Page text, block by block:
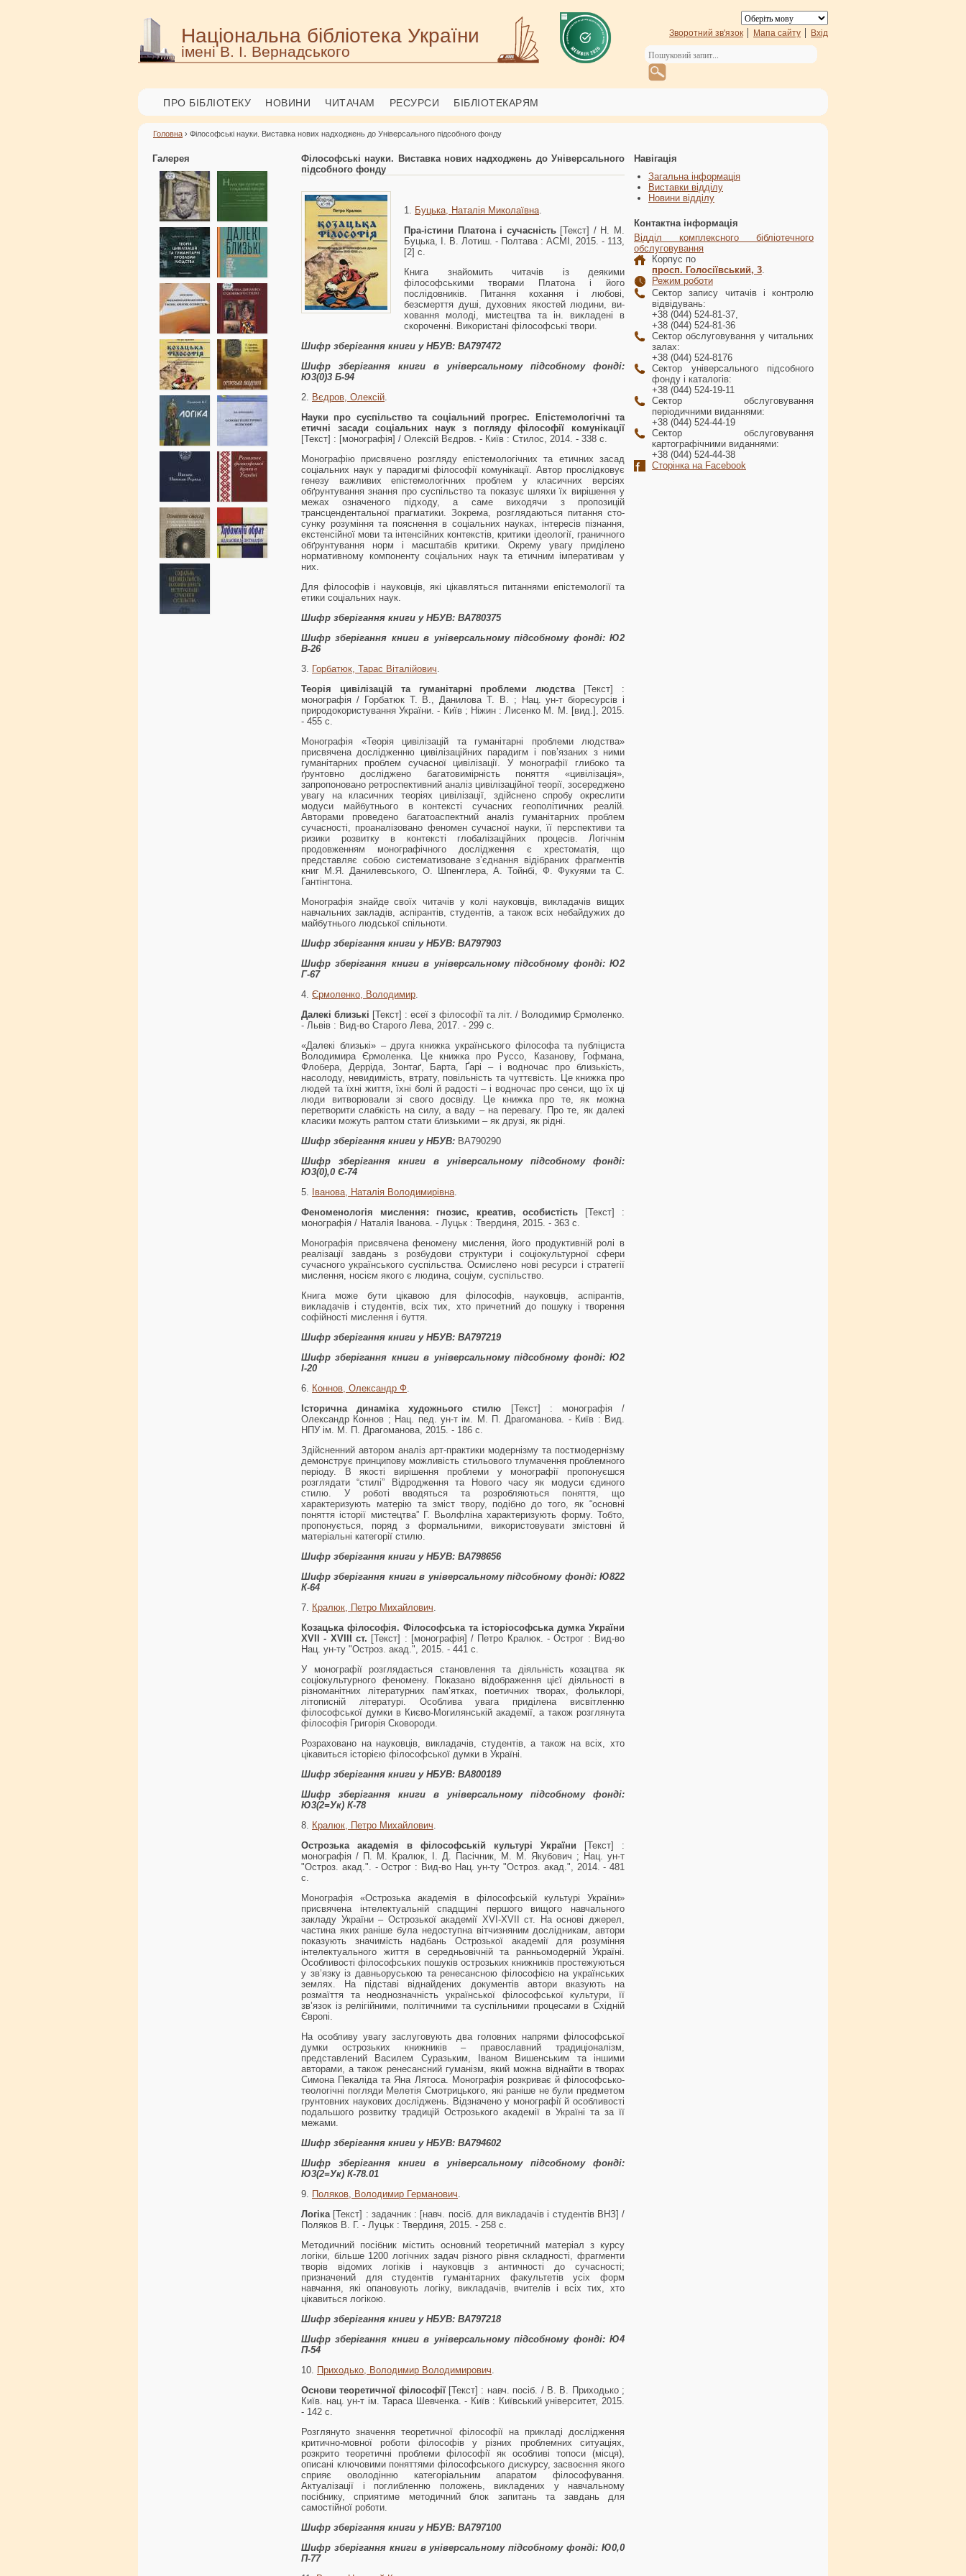
Національна бібліотека України
імені В. І. Вернадського
Зворотний зв'язок Мапа сайту Вхід
ПРО БІБЛІОТЕКУ НОВИНИ ЧИТАЧАМ РЕСУРСИ БІБЛІОТЕКАРЯМ
Головна › Філософські науки. Виставка нових надходжень до Універсального підсобного фонду
Галерея
Філософські науки. Виставка нових надходжень до Універсального
підсобного фонду
1. Буцька, Наталія Миколаївна.
Пра-істини Платона і сучасність[Текст] / Н. М.
Буцька, І. В. Лотиш. - Полтава : АСМІ, 2015. - 113,
[2] с.
Книга знайомить читачів із деякими
філософськими творами Платона і його
послідовників. Питання кохання і любові,
безсмерття душі, духовних якостей людини, ви­
ховання молоді, мистецтва та ін. викладені в
скороченні. Використані філософські твори.
Шифр зберігання книги у НБУВ: ВА797472
Шифр зберігання книги в універсальному підсобному фонді:
Ю3(0)3 Б-94
2. Вєдров, Олексій.
Науки про суспільство та соціальний прогрес. Епістемологічні та
етичні засади соціальних наук з погляду філософії комунікації
[Текст] : [монографія] / Олексій Вєдров. - Київ : Стилос, 2014. - 338 с.
Монографію присвячено розгляду епістемологічних та етичних засад
соціальних наук у парадигмі філософії комунікації. Автор прослідковує
генезу важливих епістемологічних проблем у класичних версіях
обґрунтування знання про суспільство та показує шляхи їх вирішення у
межах означеного підходу, а саме виходячи з пропозицій
трансцендентальної прагматики. Зокрема, розглядаються питання сто­
сунку розуміння та пояснення в соціальних науках, інтересів пізнан­ня,
екстенсійної мови та інтенсійних контекстів, критики ідеології, граничного
обґрунтування норм і масштабів критики. Окрему увагу приділено
нормативному компоненту соціальних наук та етичним імперативам у
них.
Для філософів і науковців, які цікавляться питаннями епістемоло­гії та
етики соціальних наук.
Шифр зберігання книги у НБУВ: ВА780375
Шифр зберігання книги в універсальному підсобному фонді: Ю2
В-26
3. Горбатюк, Тарас Віталійович.
Теорія цивілізацій та гуманітарні проблеми людства[Текст] :
монографія / Горбатюк Т. В., Данилова Т. В. ; Нац. ун-т біоресурсів і
природокористування України. - Київ ; Ніжин : Лисенко М. М. [вид.], 2015.
- 455 с.
Монографія «Теорія цивілізацій та гуманітарні проблеми людства»
присвячена дослідженню цивілізаційних парадигм і пов’язаних з ними
гуманітарних проблем сучасної цивілізації. У монографії глибоко та
ґрунтовно досліджено багатовимірність поняття «цивілізація»,
запропоновано ретроспективний аналіз цивілізаційної теорії, зосереджено
увагу на класичних теоріях цивілізації, здійснено спробу окреслити
модуси майбутнього в контексті сучасних геополітичних реалій.
Авторами проведено багатоаспектний аналіз гуманітарних проблем
сучасності, проаналізовано феномен сучасної науки, її перспективи та
ризики розвитку в контексті глобалізаційних процесів. Логічнім
продовженням монографічного дослідження є хрестоматія, що
представляє собою систематизоване з’єднання відібраних фрагментів
книг М.Я. Данилевського, О. Шпенглера, А. Тойнбі, Ф. Фукуями та С.
Гантінгтона.
Монографія знайде своїх читачів у колі науковців, викладачів вищих
навчальних закладів, аспірантів, студентів, а також всіх небайдужих до
майбутнього людської спільноти.
Шифр зберігання книги у НБУВ: ВА797903
Шифр зберігання книги в універсальному підсобному фонді: Ю2
Г-67
4. Єрмоленко, Володимир.
Далекі близькі [Текст] : есеї з філософії та літ. / Володимир Єрмоленко.
- Львів : Вид-во Старого Лева, 2017. - 299 с.
«Далекі близькі» – друга книжка українського філософа та публіциста
Володимира Єрмоленка. Це книжка про Руссо, Казанову, Гофмана,
Флобера, Дерріда, Зонтаґ, Барта, Ґарі – і водночас про близькість,
насолоду, невидимість, втрату, повільність та чуттєвість. Це книжка про
людей та їхні життя, їхні болі й радості – і водночас про сенси, що їх ці
люди витворювали зі свого досвіду. Це книжка про те, як можна
перетворити слабкість на силу, а ваду – на перевагу. Про те, як далекі
класики можуть раптом стати близькими – як друзі, як рідні.
Шифр зберігання книги у НБУВ: ВА790290
Шифр зберігання книги в універсальному підсобному фонді:
Ю3(0),0 Є-74
5.
Іванова, Наталія Володимирівна.
Феноменологія мислення: гнозис, креатив, особистість [Текст] :
монографія / Наталія Іванова. - Луцьк : Твердиня, 2015. - 363 с.
Монографія присвячена феномену мислення, його продуктивній ролі в
реалізації завдань з розбудови структури і соціокультурної сфери
сучасного українського суспільства. Осмислено нові ресурси і стратегії
мислення, носієм якого є людина, соціум, суспільство.
Книга може бути цікавою для філософів, науковців, аспірантів,
викладачів і студентів, всіх тих, хто причетний до пошуку і тво­рення
софійності мислення і буття.
Шифр зберігання книги у НБУВ: ВА797219
Шифр зберігання книги в універсальному підсобному фонді: Ю2
І-20
6. Коннов, Олександр Ф.
Історична динаміка художнього стилю [Текст] : монографія /
Олександр Коннов ; Нац. пед. ун-т ім. М. П. Драгоманова. - Київ : Вид.
НПУ ім. М. П. Драгоманова, 2015. - 186 с.
Здійсненний автором аналіз арт-практики модернізму та постмодернізму
демонструє принципову можливість стильового тлумачення проблемного
періоду. В якості вирішення проблеми у монографії пропонуєшся
розглядати “стилі” Відродження та Нового часу як модуси єдиного
стилю. У роботі вводяться та розробляються поняття, що
характеризують матерію та зміст твору, подібно до того, як “основні
поняття історії мистецтва” Г. Вьолфліна характеризують форму. Тобто,
пропонується, поряд з формальними, використовувати змістовні й
матеріальні категорії стилю.
Шифр зберігання книги у НБУВ: ВА798656
Шифр зберігання книги в універсальному підсобному фонді: Ю822
К-64
7. Кралюк, Петро Михайлович.
Козацька філософія. Філософська та історіософська думка України
XVII - XVIII ст. [Текст] : [монографія] / Петро Кралюк. - Острог : Вид-во
Нац. ун-ту "Остроз. акад.", 2015. - 441 с.
У монографії розглядається становлення та ді­яльність козацтва як
соціокультурного феномену. Показано відображення цієї діяльності в
різнома­нітних літературних пам’ятках, поетичних творах, фольклорі,
літописній літературі. Особлива увага приділена висвітленню
філософської думки в Києво-Могилянській академії, а також розглянута
філософія Григорія Сковороди.
Розраховано на науковців, викладачів, студен­тів, а також на всіх, хто
цікавиться історією філо­софської думки в Україні.
Шифр зберігання книги у НБУВ: ВА800189
Шифр зберігання книги в універсальному підсобному фонді:
Ю3(2=Ук) К-78
8. Кралюк, Петро Михайлович.
Острозька академія в філософській культурі України [Текст] :
монографія / П. М. Кралюк, І. Д. Пасічник, М. М. Якубович ; Нац. ун-т
"Остроз. акад.". - Острог : Вид-во Нац. ун-ту "Остроз. акад.", 2014. - 481
с.
Монографія «Острозька академія в філософській культурі України»
присвяче­на інтелектуальній спадщині першого вищого навчального
закладу України – Ост­розької академії XVI-XVII ст. На основі джерел,
частина яких раніше була недо­ступна вітчизняним дослідникам, автори
показують значимість надбань Острозької академії для розуміння
інтелектуального життя в середньовічній та ранньомодерній Україні.
Особливості філософських пошуків острозьких книжників простежуються
у зв’язку із давньоруською та ренесансною філософією на українських
землях. На підставі віднайдених документів автори вказують на
розмаїття та неоднозначність української філософської культури, її
зв’язок із релігійними, політичними та сус­пільними процесами в Східній
Європі.
На особливу увагу заслуговують два головних напрями філософської
думки острозьких книжників – православний традиціоналізм,
представлений Василем Суразьким, Іваном Вишенським та іншими
авторами, а також ренесансний гуманізм, який можна віднайти в творах
Симона Пекаліда та Яна Лятоса. Монографія розкри­ває й філософсько-
теологічні погляди Мелетія Смотрицького, які раніше не були предметом
грунтовних наукових досліджень. Відзначено у монографії й особли­вості
подальшого розвитку традицій Острозького академії в Україні та за її
межами.
Шифр зберігання книги у НБУВ: ВА794602
Шифр зберігання книги в універсальному підсобному фонді:
Ю3(2=Ук) К-78.01
9. Поляков, Володимир Германович.
Логіка[Текст] : задачник : [навч. посіб. для викладачів і студентів ВНЗ] /
Поляков В. Г. - Луцьк : Твердиня, 2015. - 258 с.
Методичний посібник містить основний теоретичний матеріал з курсу
логіки, більше 1200 логічних задач різного рів­ня складності, фрагменти
творів відомих логіків і науковців з античності до сучасності;
призначений для студентів гумані­тарних факультетів усіх форм
навчання, які опановують ло­гіку, викладачів, вчителів і всіх тих, хто
цікавиться логікою.
Шифр зберігання книги у НБУВ: ВА797218
Шифр зберігання книги в універсальному підсобному фонді: Ю4
П-54
10. Приходько, Володимир Володимирович.
Основи теоретичної філософії[Текст] : навч. посіб. / В. В. Приходько ;
Київ. нац. ун-т ім. Тараса Шевченка. - Київ : Київський університет, 2015.
- 142 с.
Розглянуто значення теоретичної філософії на прикладі дослідження
критично-мовної роботи філософів у різних проблемних ситуаціях,
розкрито теоретичні проблеми філософії як особливі топоси (місця),
описані ключовими поняттями філософського дискурсу, засвоєння якого
сприяє оволодінню кате­горіальним апаратом філософування.
Актуалізації і поглибленню положень, викладених у навчальному
посібнику, сприятиме методичний блок запитань та завдань для
самостійної роботи.
Шифр зберігання книги у НБУВ: ВА797100
Шифр зберігання книги в універсальному підсобному фонді: Ю0,0
П-77
Навігація
Загальна інформація
Виставки відділу
Новини відділу
Контактна інформація
Відділ комплексного бібліотечного
обслуговування
Корпус по
просп. Голосіївський, 3.
Режим роботи
Сектор запису читачів і контролю
відвідувань:
+38 (044) 524-81-37,
+38 (044) 524-81-36
Сектор обслуговування у читальних
залах:
+38 (044) 524-8176
Сектор універсального підсобного
фонду і каталогів:
+38 (044) 524-19-11
Сектор обслуговування
періодичними виданнями:
+38 (044) 524-44-19
Сектор обслуговування
картографічними виданнями:
+38 (044) 524-44-38
Сторінка на Facebook